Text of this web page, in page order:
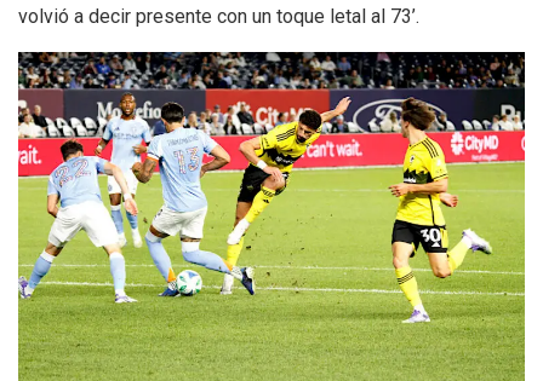
volvió a decir presente con un toque letal al 73’.